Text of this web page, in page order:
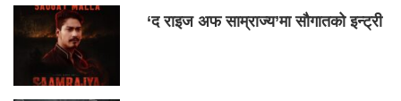
‘द राइज अफ साम्राज्य’मा सौगातको इन्ट्री